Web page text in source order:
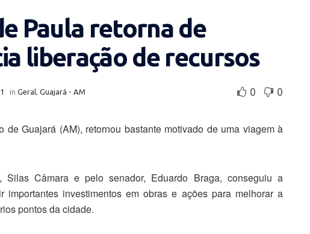
Paula retorna de
liberação de recursos
in Geral Guajará - AM 0 0
Guajará (AM), retornou bastante motivado de uma viagem à
Silas Câmara e pelo senador, Eduardo Braga, conseguiu a
importantes investimentos em obras e ações para melhorar a
pontos da cidade.